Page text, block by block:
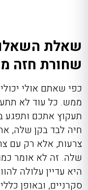
שאלת
שחורת חזה
כפי שאתם אולי
ממש. כל עוד לא
תעקוץ אתכם ותפגע
חיה לבד בקן שלה,
צרעות, אלא רק עם
שלה. זה לא אומר
היא עדיין עלולה
סקרניים, ובאופן